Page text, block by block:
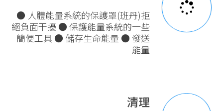
● 人體能量系統的保護罩(班丹)拒
絕負面干擾 ● 保護能量系統的一些
簡便工具 ● 儲存生命能量 ● 發送
能量
清理